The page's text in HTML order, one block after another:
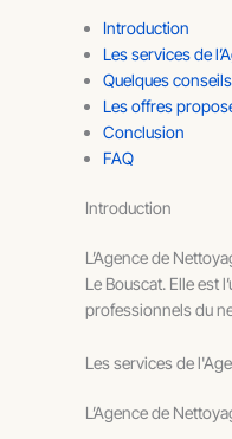
Introduction
Les services de
Quelques
Les offres
Conclusion
FAQ
Introduction
L’Agence de
Le Bouscat. Elle est
professionnels du
Les services de
L’Agence de